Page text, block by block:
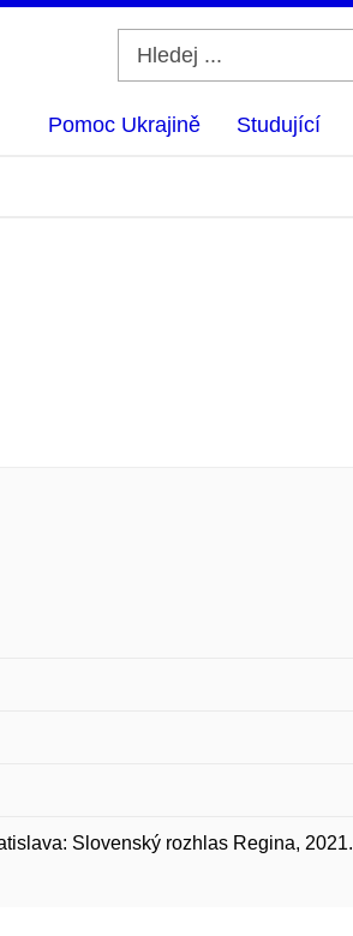
Pomoc Ukrajině Studující
Slovenský rozhlas Regina, 2021.